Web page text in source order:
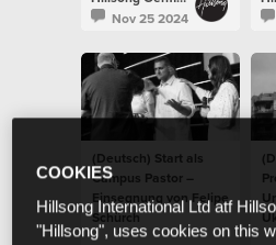
Nov 25 2024
(Deutsch) Start als
Campus Pastor –
Einsegnung von Felipe
Schürch
COOKIES
Hillsong International Ltd atf
"Hillsong", uses cookies on this